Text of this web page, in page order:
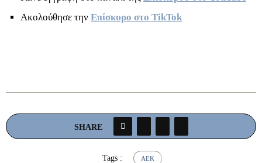
Ακολούθησε την Επίσκυρο στο TikTok
SHARE
Tags : ΆΕΚ